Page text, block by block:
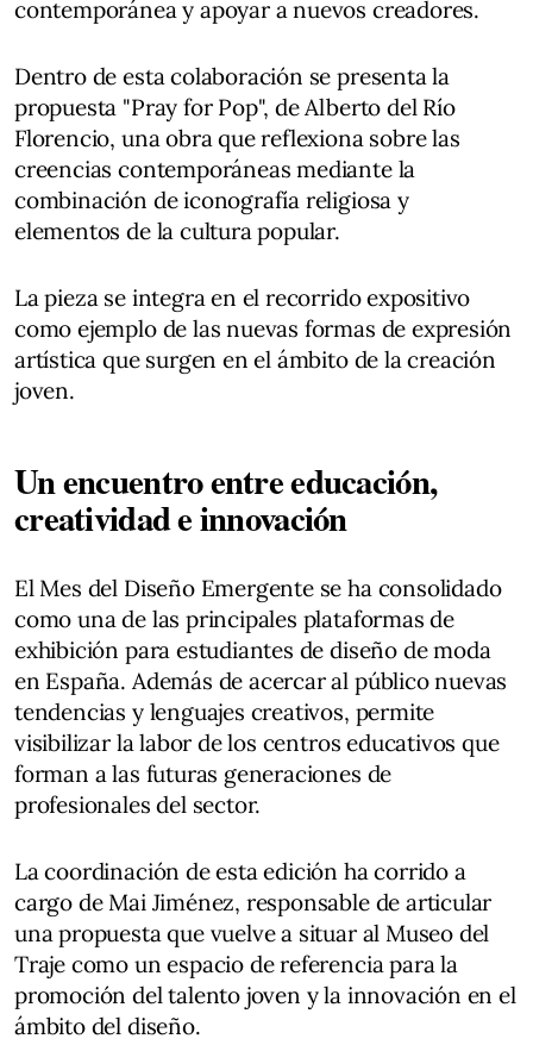
contemporánea y apoyar a nuevos creadores.
Dentro de esta colaboración se presenta la
propuesta "Pray for Pop", de Alberto del Río
Florencio, una obra que reflexiona sobre las
creencias contemporáneas mediante la
combinación de iconografía religiosa y
elementos de la cultura popular.
La pieza se integra en el recorrido expositivo
como ejemplo de las nuevas formas de expresión
artística que surgen en el ámbito de la creación
joven.
Un encuentro entre educación,
creatividad e innovación
El Mes del Diseño Emergente se ha consolidado
como una de las principales plataformas de
exhibición para estudiantes de diseño de moda
en España. Además de acercar al público nuevas
tendencias y lenguajes creativos, permite
visibilizar la labor de los centros educativos que
forman a las futuras generaciones de
profesionales del sector.
La coordinación de esta edición ha corrido a
cargo de Mai Jiménez, responsable de articular
una propuesta que vuelve a situar al Museo del
Traje como un espacio de referencia para la
promoción del talento joven y la innovación en el
ámbito del diseño.